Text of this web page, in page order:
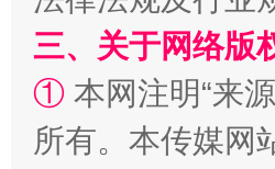
“蜀中异人”王建安的艺术幻
三、关于网络版
① 本网注明“来
所有。本传媒网